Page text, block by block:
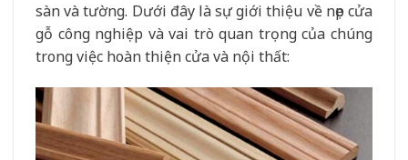
sàn và tường. Dưới đây là sự giới thiệu về nẹp cửa
gỗ công nghiệp và vai trò quan trọng của chúng
trong việc hoàn thiện cửa và nội thất: